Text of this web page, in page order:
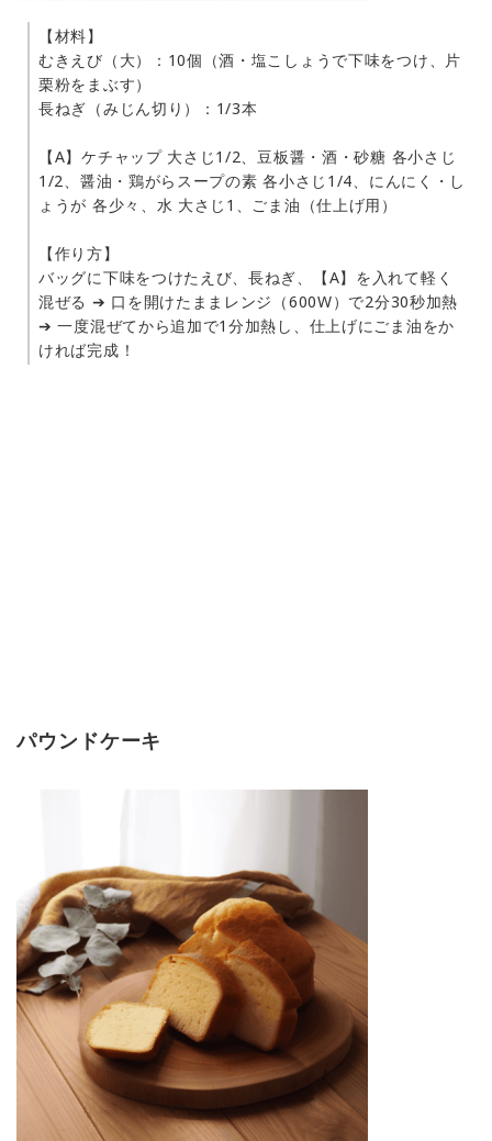
【材料】
むきえび（大）：10個（酒・塩こしょうで下味をつけ、片
栗粉をまぶす）
長ねぎ（みじん切り）：1/3本
【A】ケチャップ 大さじ1/2、豆板醤・酒・砂糖 各小さじ
1/2、醤油・鶏がらスープの素 各小さじ1/4、にんにく・し
ょうが 各少々、水 大さじ1、ごま油（仕上げ用）
【作り方】
バッグに下味をつけたえび、長ねぎ、【A】を入れて軽く
混ぜる ➔ 口を開けたままレンジ（600W）で2分30秒加熱
➔ 一度混ぜてから追加で1分加熱し、仕上げにごま油をか
ければ完成！
パウンドケーキ